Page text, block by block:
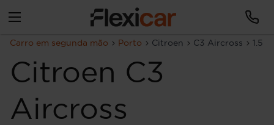
Carro em segunda mão Porto Citroen C3 Aircross 1.5
Citroen C3
Aircross